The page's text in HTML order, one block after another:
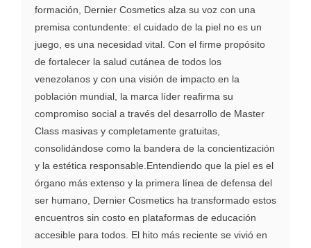
formación, Dernier Cosmetics alza su voz con una
premisa contundente: el cuidado de la piel no es un
juego, es una necesidad vital. Con el firme propósito
de fortalecer la salud cutánea de todos los
venezolanos y con una visión de impacto en la
población mundial, la marca líder reafirma su
compromiso social a través del desarrollo de Master
Class masivas y completamente gratuitas,
consolidándose como la bandera de la concientización
y la estética responsable.Entendiendo que la piel es el
órgano más extenso y la primera línea de defensa del
ser humano, Dernier Cosmetics ha transformado estos
encuentros sin costo en plataformas de educación
accesible para todos. El hito más reciente se vivió en